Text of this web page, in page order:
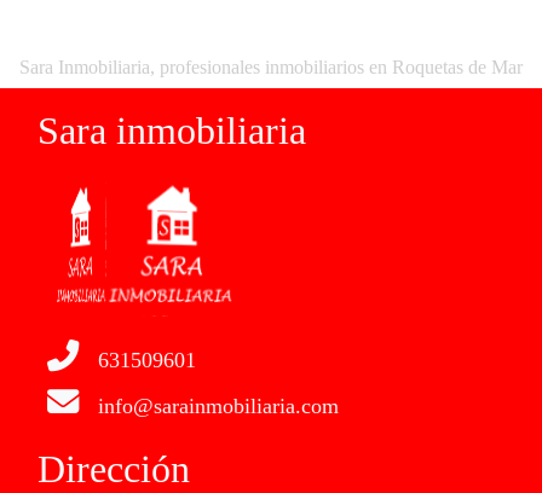
Sara Inmobiliaria, profesionales inmobiliarios en Roquetas de Mar
Sara inmobiliaria
631509601
info@sarainmobiliaria.com
Dirección